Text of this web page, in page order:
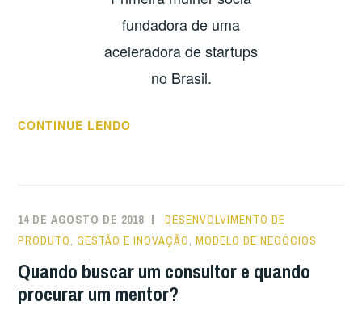
fundadora de uma
aceleradora de startups
no Brasil.
CONTINUE LENDO
14 DE AGOSTO DE 2018
DESENVOLVIMENTO DE
PRODUTO,GESTÃO E INOVAÇÃO,MODELO DE NEGÓCIOS
Quando buscar um consultor e quando
procurar um mentor?